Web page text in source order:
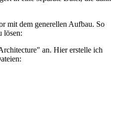
mit dem generellen Aufbau. So
lösen:
an. Hier erstelle ich